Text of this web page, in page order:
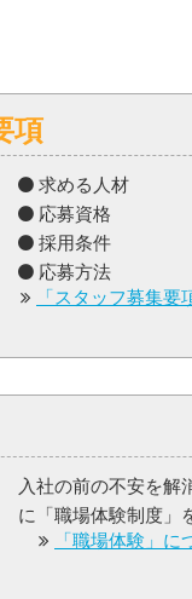
項
求める人材
応募資格
採用条件
応募方法
「スタッフ募集
入社の前の不安を解
に「職場体験制度」
「職場体験」に